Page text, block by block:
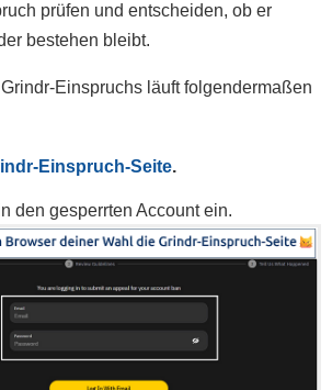
prüfen und entscheiden, ob er
bestehen bleibt.
Einspruchs läuft folgendermaßen
Einspruch-Seite.
den gesperrten Account ein.